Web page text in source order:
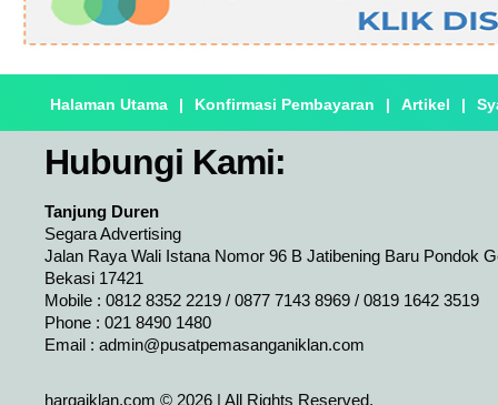
Halaman Utama | Konfirmasi Pembayaran | Artikel |
Hubungi Kami:
Tanjung Duren
Segara Advertising
Jalan Raya Wali Istana Nomor 96 B Jatibening Baru Pondok
Bekasi 17421
Mobile : 0812 8352 2219 / 0877 7143 8969 / 0819 1642 3519
Phone : 021 8490 1480
Email : admin@pusatpemasanganiklan.com
hargaiklan.com © 2026 | All Rights Reserved.